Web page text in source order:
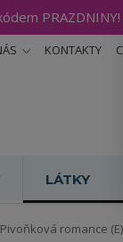
KONTAKTY
LÁTKY
romance (E)